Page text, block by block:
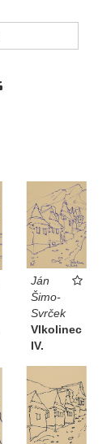
Ján
Šimo-
Svrček
Vlkolinec
IV.